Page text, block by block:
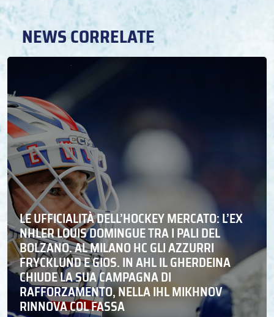
NEWS CORRELATE
LE UFFICIALITÀ DELL’HOCKEY MERCATO: L’EX
NHLER LOUIS DOMINGUE TRA I PALI DEL
BOLZANO. AL MILANO HC GLI AZZURRI
FRYCKLUND E GIOS. IN AHL IL GHERDEINA
CHIUDE LA SUA CAMPAGNA DI
RAFFORZAMENTO, NELLA IHL MIKHNOV
RINNOVA COL FASSA